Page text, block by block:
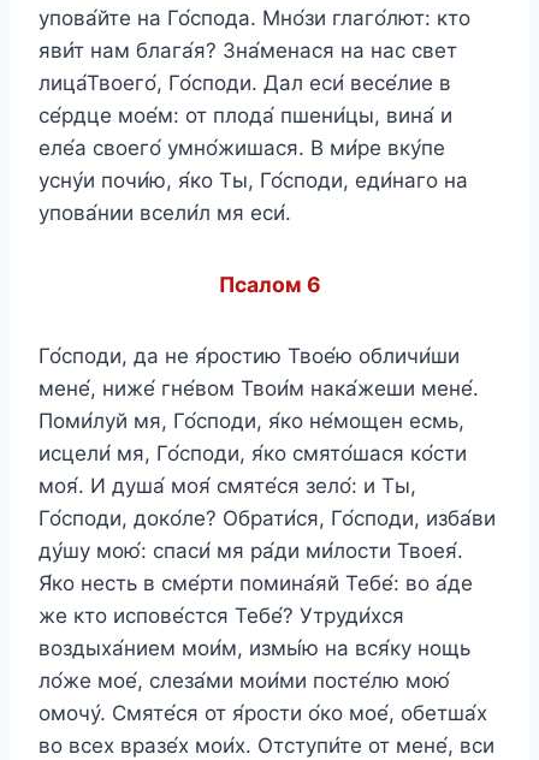
упова́йте на Го́спода. Мно́зи глаго́лют: кто
яви́т нам блага́я? Зна́менася на нас свет
лица́Твоего́, Го́споди. Дал еси́ весе́лие в
се́рдце мое́м: от плода́ пшени́цы, вина́ и
еле́а своего́ умно́жишася. В ми́ре вку́пе
усну́и почи́ю, я́ко Ты, Го́споди, еди́наго на
упова́нии всели́л мя еси́.
Псалом 6
Го́споди, да не я́ростию Твое́ю обличи́ши
мене́, ниже́ гне́вом Твои́м нака́жеши мене́.
Поми́луй мя, Го́споди, я́ко не́мощен есмь,
исцели́ мя, Го́споди, я́ко смято́шася ко́сти
моя́. И душа́ моя́ смяте́ся зело́: и Ты,
Го́споди, доко́ле? Обрати́ся, Го́споди, изба́ви
ду́шу мою́: спаси́ мя ра́ди ми́лости Твоея́.
Я́ко несть в сме́рти помина́яй Тебе́: во а́де
же кто испове́стся Тебе́? Утруди́хся
воздыха́нием мои́м, измы́ю на вся́ку нощь
ло́же мое́, слеза́ми мои́ми посте́лю мою́
омочу́. Смяте́ся от я́рости о́ко мое́, обетша́х
во всех вразе́х мои́х. Отступи́те от мене́, вси